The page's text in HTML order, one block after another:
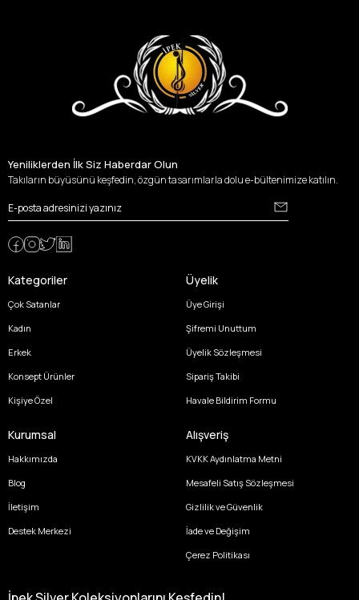
Yeniliklerden İlk Siz Haberdar Olun
Takıların büyüsünü keşfedin, özgün tasarımlarla dolu e-bültenimize katılın.
Kategoriler
Çok Satanlar
Kadın
Erkek
Konsept Ürünler
Kişiye Özel
Üyelik
Üye Girişi
Şifremi Unuttum
Üyelik Sözleşmesi
Sipariş Takibi
Havale Bildirim Formu
Kurumsal
Hakkımızda
Blog
İletişim
Destek Merkezi
Alışveriş
KVKK Aydınlatma Metni
Mesafeli Satış Sözleşmesi
Gizlilik ve Güvenlik
İade ve Değişim
Çerez Politikası